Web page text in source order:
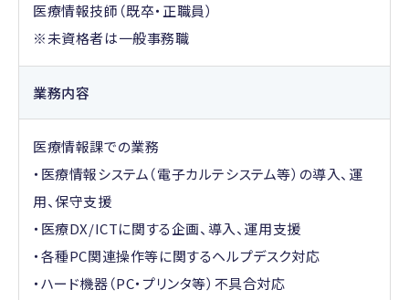
医療情報技師（既卒・正職員）
※未資格者は一般事務職
業務内容
医療情報課での業務
・医療情報システム（電子カルテシステム等）の導入、運
用、保守支援
・医療DX/ICTに関する企画、導入、運用支援
・各種PC関連操作等に関するヘルプデスク対応
・ハード機器（PC・プリンタ等）不具合対応